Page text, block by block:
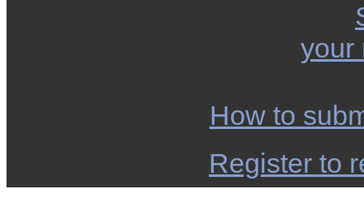
your
How to
Register to